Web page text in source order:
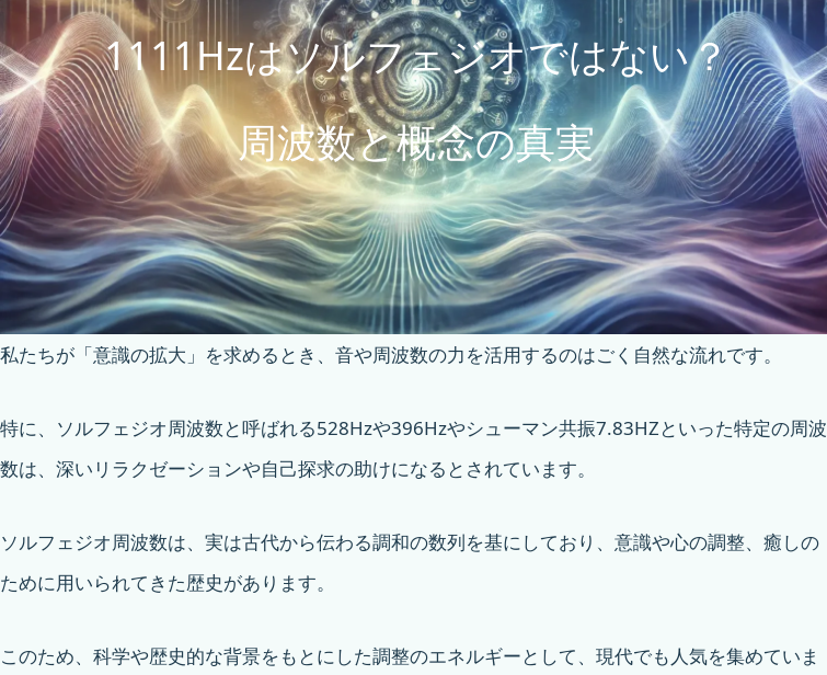
1111Hzはソルフェジオではない？
周波数と概念の真実
私たちが「意識の拡大」を求めるとき、音や周波数の力を活用するのはごく自然な流れです。
特に、ソルフェジオ周波数と呼ばれる528Hzや396Hzやシューマン共振7.83HZといった特定の周波
数は、深いリラクゼーションや自己探求の助けになるとされています。
ソルフェジオ周波数は、実は古代から伝わる調和の数列を基にしており、意識や心の調整、癒しの
ために用いられてきた歴史があります。
このため、科学や歴史的な背景をもとにした調整のエネルギーとして、現代でも人気を集めていま